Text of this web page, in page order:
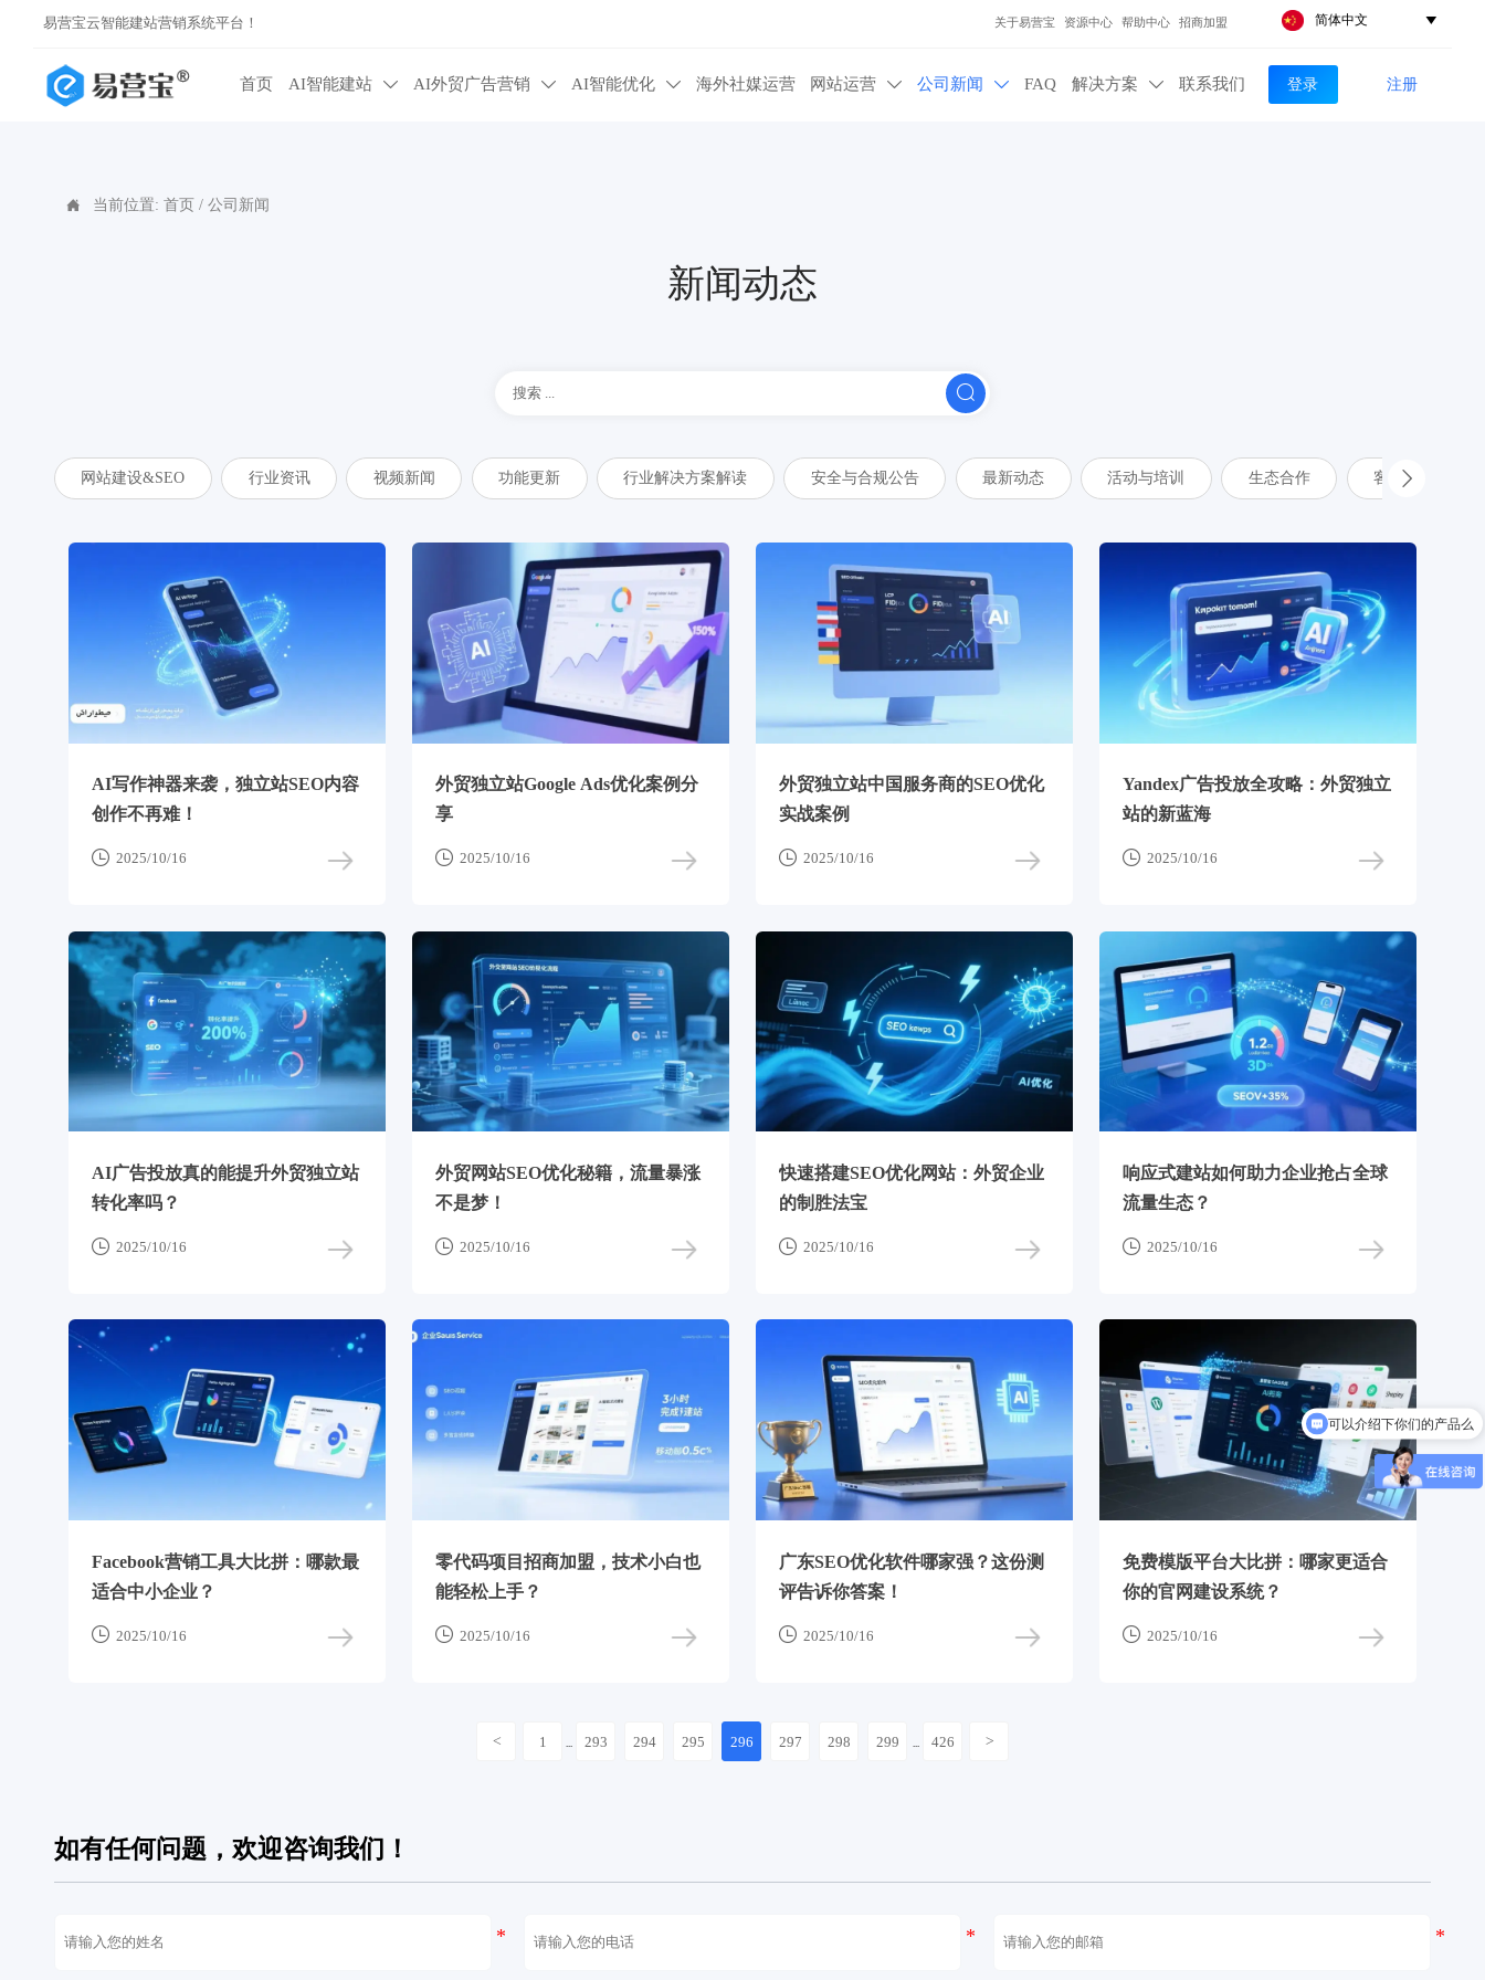
易营宝云智能建站营销系统平台！ 关于易营宝 资源中心 帮助中心 招商加盟 简体中文 
首页 AI智能建站  AI外贸广告营销  AI智能优化  海外社媒运营 网站运营  公司新闻  FAQ 解决方案  联系我们 登录 注册
 当前位置: 首页/ 公司新闻
新闻动态

网站建设&SEO 行业资讯 视频新闻 功能更新 行业解决方案解读 安全与合规公告 最新动态 活动与培训 生态合作 客户案例

AI写作神器来袭，独立站SEO内容
创作不再难！
 2025/10/16
外贸独立站Google Ads优化案例分
享
 2025/10/16
外贸独立站中国服务商的SEO优化
实战案例
 2025/10/16
Yandex广告投放全攻略：外贸独立
站的新蓝海
 2025/10/16
AI广告投放真的能提升外贸独立站
转化率吗？
 2025/10/16
外贸网站SEO优化秘籍，流量暴涨
不是梦！
 2025/10/16
快速搭建SEO优化网站：外贸企业
的制胜法宝
 2025/10/16
响应式建站如何助力企业抢占全球
流量生态？
 2025/10/16
Facebook营销工具大比拼：哪款最
适合中小企业？
 2025/10/16
零代码项目招商加盟，技术小白也
能轻松上手？
 2025/10/16
广东SEO优化软件哪家强？这份测
评告诉你答案！
 2025/10/16
免费模版平台大比拼：哪家更适合
你的官网建设系统？
 2025/10/16
< 1 ... 293 294 295 296 297 298 299 ... 426 >
如有任何问题，欢迎咨询我们！
可以介绍下你们的产品么